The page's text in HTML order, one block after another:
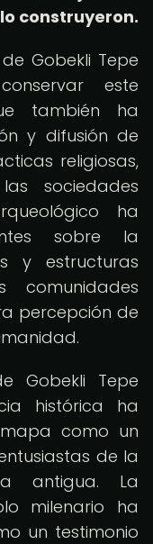
construyeron.
Gobekli Tepe
este
también ha
y difusión de
religiosas,
sociedades
ha
sobre la
y estructuras
percepción de
Gobekli Tepe
histórica ha
como un
de la
antigua. La
milenario ha
un testimonio